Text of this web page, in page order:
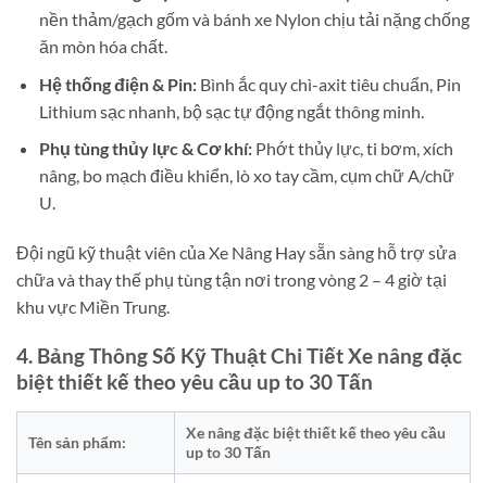
nền thảm/gạch gốm và bánh xe Nylon chịu tải nặng chống
ăn mòn hóa chất.
Hệ thống điện & Pin:Bình ắc quy chì-axit tiêu chuẩn, Pin
Lithium sạc nhanh, bộ sạc tự động ngắt thông minh.
Phụ tùng thủy lực & Cơ khí:Phớt thủy lực, ti bơm, xích
nâng, bo mạch điều khiển, lò xo tay cầm, cụm chữ A/chữ
U.
Đội ngũ kỹ thuật viên của Xe Nâng Hay sẵn sàng hỗ trợ sửa
chữa và thay thế phụ tùng tận nơi trong vòng 2 – 4 giờ tại
khu vực Miền Trung.
4. Bảng Thông Số Kỹ Thuật Chi Tiết Xe nâng đặc
biệt thiết kế theo yêu cầu up to 30 Tấn
Tên sản phẩm:
Xe nâng đặc biệt thiết kế theo yêu cầu
up to 30 Tấn